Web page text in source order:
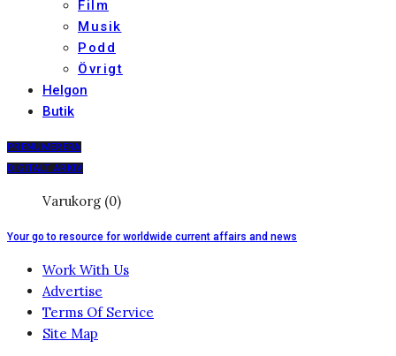
Film
Musik
Podd
Övrigt
Helgon
Butik
PRENUMERERA
DIGITALT ARKIV
Varukorg (0)
Your go to resource for worldwide current affairs and news
Work With Us
Advertise
Terms Of Service
Site Map